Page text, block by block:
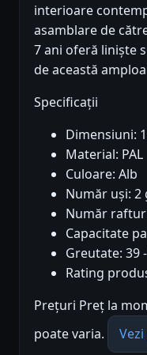
interioare
asamblare de
7 ani oferă liniște
de această
Specificații
Dimensiuni:
Material: PAL
Culoare: Alb
Număr uși: 2
Număr
Capacitate
Greutate: 39
Rating
Prețuri Preț la
poate varia.